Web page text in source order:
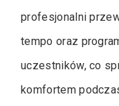
profesjonalni
tempo oraz
uczestników, co
komfortem